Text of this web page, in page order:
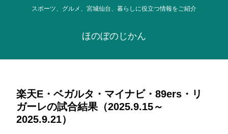
スポーツ、グルメ、宮城仙台、暮らしに役立つ情報をご紹介
ほのぼのじかん
楽天E・ベガルタ・マイナビ・89ers・リ
ガーレの試合結果（2025.9.15～
2025.9.21）